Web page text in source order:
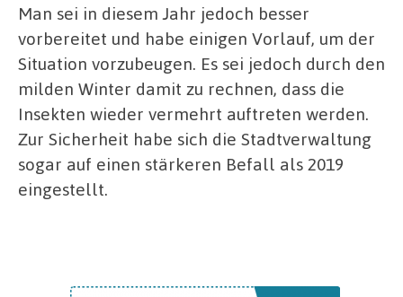
Man sei in diesem Jahr jedoch besser
vorbereitet und habe einigen Vorlauf, um der
Situation vorzubeugen. Es sei jedoch durch den
milden Winter damit zu rechnen, dass die
Insekten wieder vermehrt auftreten werden.
Zur Sicherheit habe sich die Stadtverwaltung
sogar auf einen stärkeren Befall als 2019
eingestellt.